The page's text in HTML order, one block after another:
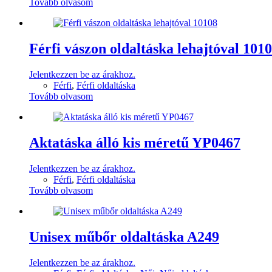
Tovább olvasom
Férfi vászon oldaltáska lehajtóval
Jelentkezzen be az árakhoz.
Férfi, Férfi oldaltáska
Tovább olvasom
Aktatáska álló kis méretű YP0467
Jelentkezzen be az árakhoz.
Férfi, Férfi oldaltáska
Tovább olvasom
Unisex műbőr oldaltáska A249
Jelentkezzen be az árakhoz.